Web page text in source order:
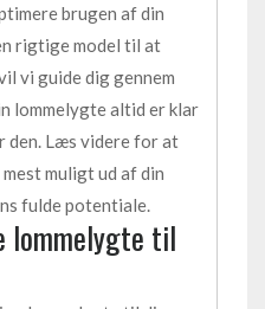
brugen af din
rigtige model til at
vi guide dig gennem
lommelygte altid er klar
den. Læs videre for at
muligt ud af din
fulde potentiale.
lommelygte til